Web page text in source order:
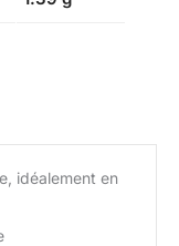
idéalement en